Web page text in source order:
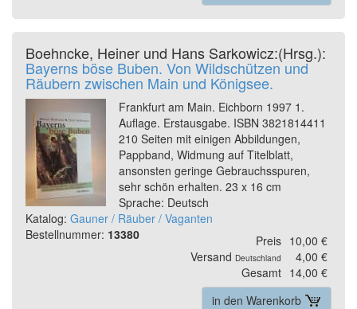
Boehncke, Heiner und Hans Sarkowicz:(Hrsg.):
Bayerns böse Buben. Von Wildschützen und
Räubern zwischen Main und Königsee.
Frankfurt am Main. Eichborn 1997 1.
Auflage. Erstausgabe. ISBN 3821814411
210 Seiten mit einigen Abbildungen,
Pappband, Widmung auf Titelblatt,
ansonsten geringe Gebrauchsspuren,
sehr schön erhalten. 23 x 16 cm
Sprache: Deutsch
Katalog: Gauner / Räuber / Vaganten
Bestellnummer: 13380 Preis 10,00 €
Versand Deutschland
4,00 €
Gesamt 14,00 €
in den Warenkorb